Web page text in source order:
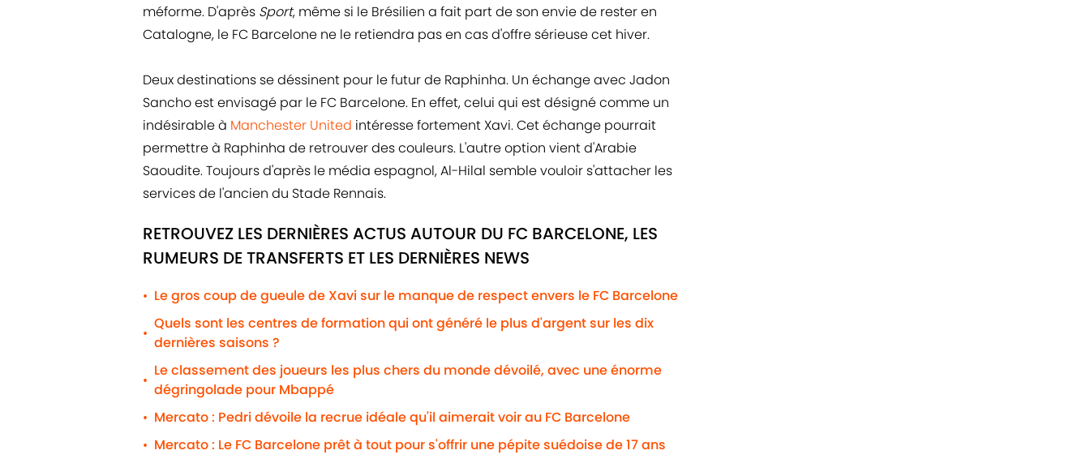
méforme. D'après Sport, même si le Brésilien a fait part de son envie de rester en
Catalogne, le FC Barcelone ne le retiendra pas en cas d'offre sérieuse cet hiver.
Deux destinations se déssinent pour le futur de Raphinha. Un échange avec Jadon
Sancho est envisagé par le FC Barcelone. En effet, celui qui est désigné comme un
indésirable à Manchester United intéresse fortement Xavi. Cet échange pourrait
permettre à Raphinha de retrouver des couleurs. L'autre option vient d'Arabie
Saoudite. Toujours d'après le média espagnol, Al-Hilal semble vouloir s'attacher les
services de l'ancien du Stade Rennais.
RETROUVEZ LES DERNIÈRES ACTUS AUTOUR DU FC BARCELONE, LES
RUMEURS DE TRANSFERTS ET LES DERNIÈRES NEWS
• Le gros coup de gueule de Xavi sur le manque de respect envers le FC Barcelone
•
Quels sont les centres de formation qui ont généré le plus d'argent sur les dix
dernières saisons ?
•
Le classement des joueurs les plus chers du monde dévoilé, avec une énorme
dégringolade pour Mbappé
• Mercato : Pedri dévoile la recrue idéale qu'il aimerait voir au FC Barcelone
• Mercato : Le FC Barcelone prêt à tout pour s'offrir une pépite suédoise de 17 ans